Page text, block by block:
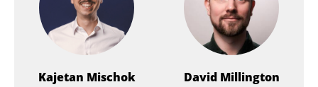
Dein Code, Deine Regeln:
Hermes Agent – Lokale KI-
Power für echte Profis?
Kajetan Mischok David Millington